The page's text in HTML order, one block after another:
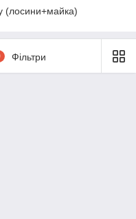
(лосини+майка)
Фільтри